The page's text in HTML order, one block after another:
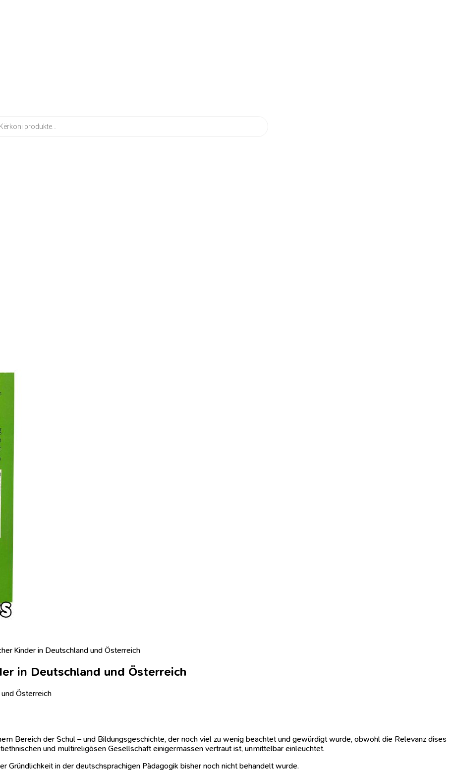
Kinder in Deutschland und Österreich
in Deutschland und Österreich
Österreich
Bereich der Schul – und Bildungsgeschichte, der noch viel zu wenig beachtet und gewürdigt wurde, obwohl die Relevanz dises
und multireligösen Gesellschaft einigermassen vertraut ist, unmittelbar einleuchtet.
Gründlichkeit in der deutschsprachigen Pädagogik bisher noch nicht behandelt wurde.